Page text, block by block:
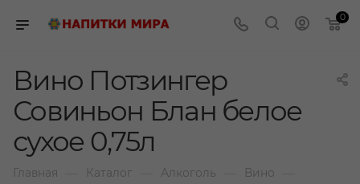
0
Вино Потзингер
Совиньон Блан белое
сухое 0,75л
Главная Каталог Алкоголь Вино